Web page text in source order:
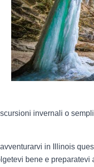
invernali o
in Illinois
bene e